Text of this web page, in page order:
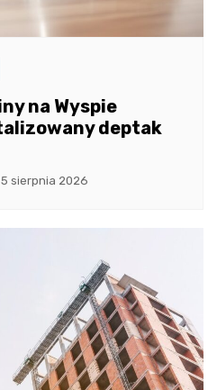
na Wyspie
deptak
5 sierpnia 2026